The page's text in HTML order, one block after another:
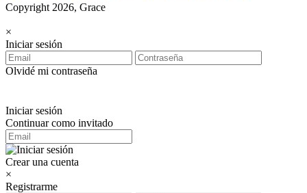
Copyright 2026, Grace
×
Iniciar sesión
Olvidé mi contraseña
Iniciar sesión
Continuar como invitado
Crear una cuenta
×
Registrarme